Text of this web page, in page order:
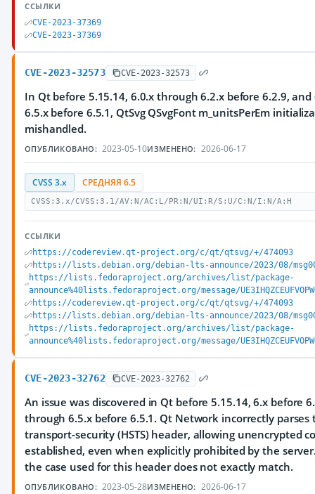
ССЫЛКИ
CVE-2023-37369
CVE-2023-37369
CVE-2023-32573 CVE-2023-32573
In Qt before 5.15.14, 6.0.x through 6.2.x before 6.2.9,
6.5.x before 6.5.1, QtSvg QSvgFont m_unitsPerEm
mishandled.
ОПУБЛИКОВАНО: 2023-05-10ИЗМЕНЕНО: 2026-06-17
CVSS 3.x СРЕДНЯЯ 6.5
CVSS:3.x/CVSS:3.1/AV:N/AC:L/PR:N/UI:R/S:U/C:N/I:N/A:H
ССЫЛКИ
https://codereview.qt-project.org/c/qt/qtsvg/+/474093
https://lists.debian.org/debian-lts-announce/2023/08/
https://lists.fedoraproject.org/archives/list/package-
announce%40lists.fedoraproject.org/message/
https://codereview.qt-project.org/c/qt/qtsvg/+/474093
https://lists.debian.org/debian-lts-announce/2023/08/
https://lists.fedoraproject.org/archives/list/package-
announce%40lists.fedoraproject.org/message/
CVE-2023-32762 CVE-2023-32762
An issue was discovered in Qt before 5.15.14, 6.x before
through 6.5.x before 6.5.1. Qt Network incorrectly parses
transport-security (HSTS) header, allowing unencrypted
established, even when explicitly prohibited by the
the case used for this header does not exactly match.
ОПУБЛИКОВАНО: 2023-05-28ИЗМЕНЕНО: 2026-06-17